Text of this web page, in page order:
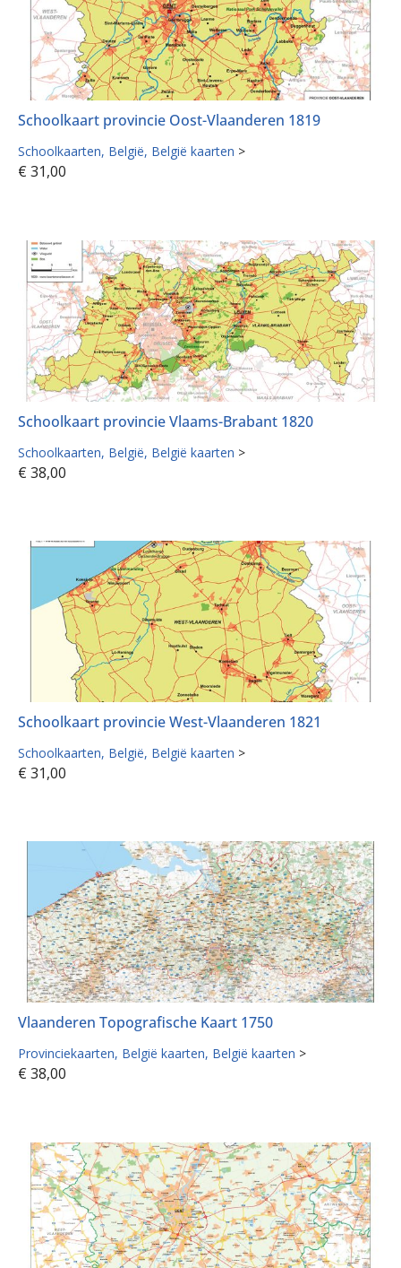
Schoolkaart provincie Oost-Vlaanderen 1819
Schoolkaarten België België kaarten >
€ 31,00
Schoolkaart provincie Vlaams-Brabant 1820
Schoolkaarten België België kaarten >
€ 38,00
Schoolkaart provincie West-Vlaanderen 1821
Schoolkaarten België België kaarten >
€ 31,00
Vlaanderen Topografische Kaart 1750
Provinciekaarten België kaarten België kaarten >
€ 38,00